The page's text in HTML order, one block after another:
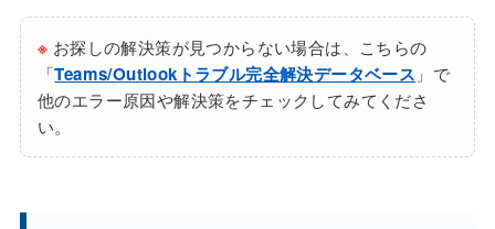
※ お探しの解決策が見つからない場合は、こちらの
「Teams/Outlookトラブル完全解決データベース 」で
他のエラー原因や解決策をチェックしてみてくださ
い。